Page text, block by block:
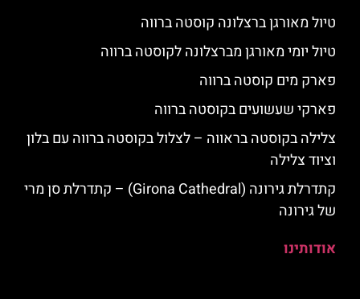
טיול מאורגן ברצלונה קוסטה ברווה
טיול יומי מאורגן מברצלונה לקוסטה ברווה
פארק מים קוסטה ברווה
פארקי שעשועים בקוסטה ברווה
צלילה בקוסטה בראווה – לצלול בקוסטה ברווה עם בלון
וציוד צלילה
קתדרלת גירונה (Girona Cathedral) – קתדרלת סן מרי
של גירונה
אודותינו